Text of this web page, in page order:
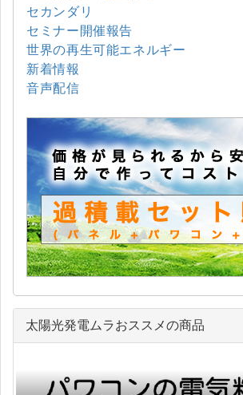
セカンダリ
セミナー開催報告
世界の再生可能エネルギー
新着情報
音声配信
太陽光発電ムラおススメの商品